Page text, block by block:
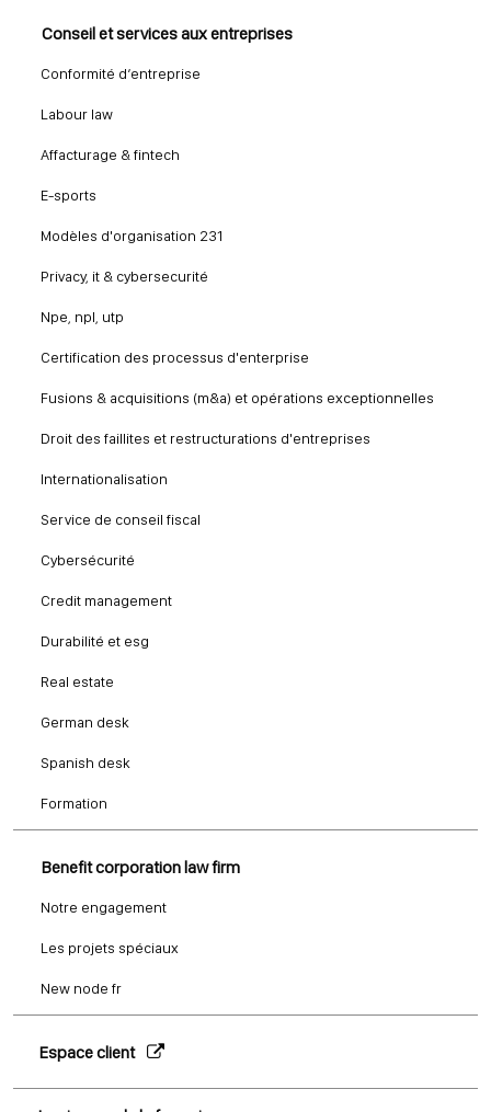
Conseil et services aux entreprises
Conformité d’entreprise
Labour law
Affacturage & fintech
E-sports
Modèles d'organisation 231
Privacy, it & cybersecurité
Npe, npl, utp
Certification des processus d'enterprise
Fusions & acquisitions (m&a) et opérations exceptionnelles
Droit des faillites et restructurations d'entreprises
Internationalisation
Service de conseil fiscal
Cybersécurité
Credit management
Durabilité et esg
Real estate
German desk
Spanish desk
Formation
Benefit corporation law firm
Notre engagement
Les projets spéciaux
New node fr
Espace client